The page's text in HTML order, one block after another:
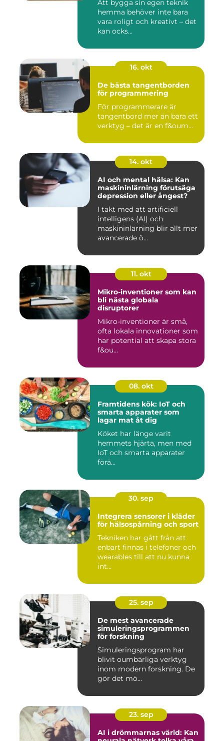
Att bygga sin egen teknik
hemma behöver inte bara
vara roligt och kreativt – det
kan ocks...
16. okt
De bästa tangentborden
för programmering
För programmerare är
tangentbord mer än bara ett
verktyg – det är en f&oum...
14. okt
AI och mental hälsa: Kan
maskininlärning förutsäga
depression eller ångest?
I takt med att artificiell
intelligens (AI) och
maskininlärning blir allt mer
avancerade ö...
11. okt
Mikro-inventioner som kan
bli nästa globala
disruptorer
Mikro-inventioner är små,
ofta lokala innovationer som
har potential att skapa stora
f&ou...
08. okt
Framtidens kök: IoT och
smarta apparater som
lagar mat åt dig
Köket har länge varit
hemmets hjärta, men med
IoT och smarta apparater
förä...
30. sep
Integrera sensorer i kläder
för hälsospårning och sport
Tekniken har gått från att
enbart finnas i telefoner och
wearables till att nu kunna
int...
25. sep
De mest avancerade
simuleringsprogrammen
för forskning
Simuleringsprogram har
blivit oumbärliga verktyg
inom modern forskning. De
gör det mö...
23. sep
AI i drömmarnas värld: Kan